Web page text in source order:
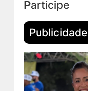
Participe
Publicidade